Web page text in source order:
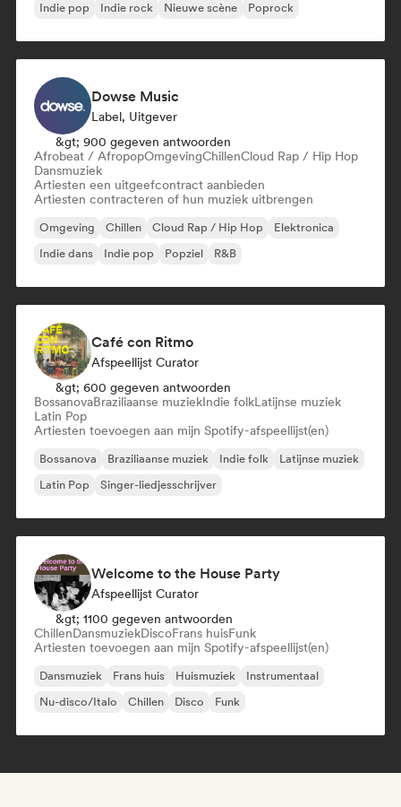
Indie pop
Indie rock Nieuwe scène Poprock
Dowse Music
Label, Uitgever
&gt; 900 gegeven antwoorden
Afrobeat / AfropopOmgevingChillenCloud Rap / Hip Hop
Dansmuziek
Artiesten een uitgeefcontract aanbieden
Artiesten contracteren of hun muziek uitbrengen
Omgeving Chillen Cloud Rap / Hip Hop
Elektronica
Indie dans
Indie pop Popziel R&B
Café con Ritmo
Afspeellijst Curator
&gt; 600 gegeven antwoorden
BossanovaBraziliaanse muziekIndie folkLatijnse muziek
Latin Pop
Artiesten toevoegen aan mijn Spotify-afspeellijst(en)
Bossanova Braziliaanse muziek Indie folk
Latijnse muziek
Latin Pop
Singer-liedjesschrijver
Welcome to the House Party
Afspeellijst Curator
&gt; 1100 gegeven antwoorden
ChillenDansmuziekDiscoFrans huisFunk
Artiesten toevoegen aan mijn Spotify-afspeellijst(en)
Dansmuziek Frans huis Huismuziek
Instrumentaal
Nu-disco/Italo
Chillen Disco Funk